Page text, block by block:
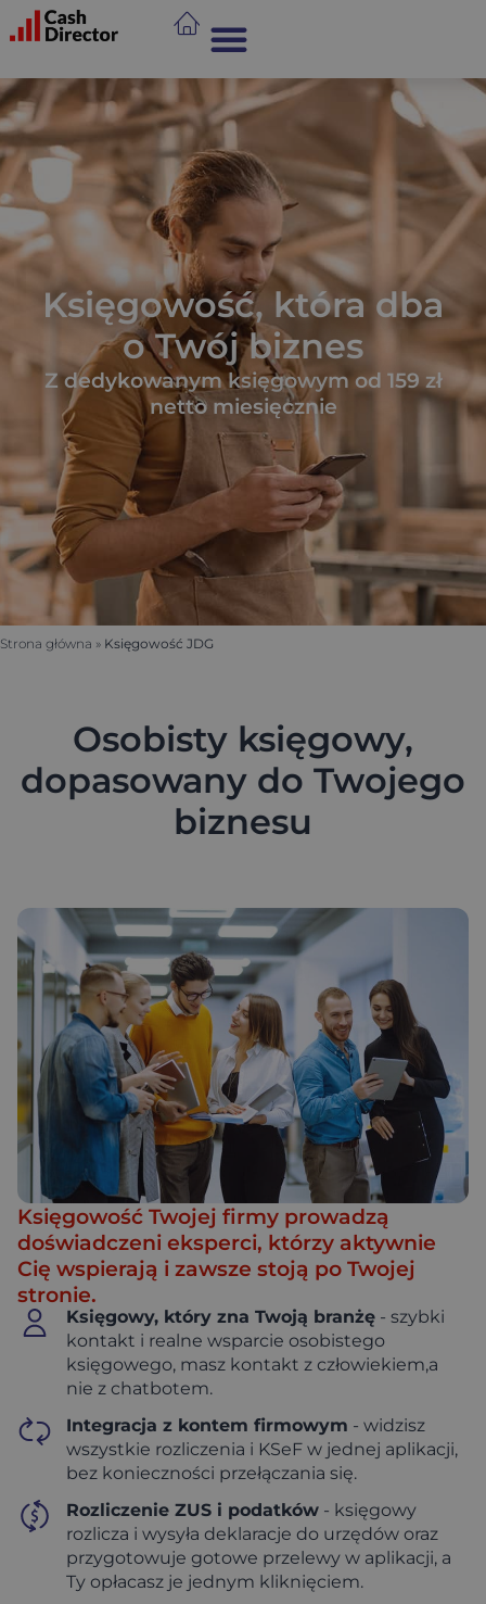
Księgowość, która dba
o Twój biznes
Z dedykowanym księgowym od 159 zł
netto miesięcznie
Strona główna » Księgowość JDG
Osobisty księgowy,
dopasowany do Twojego
biznesu
Księgowość Twojej firmy prowadzą
doświadczeni eksperci, którzy aktywnie
Cię wspierają i zawsze stoją po Twojej
stronie.
Księgowy, który zna Twoją branżę - szybki
kontakt i realne wsparcie osobistego
księgowego, masz kontakt z człowiekiem,a
nie z chatbotem.
Integracja z kontem firmowym - widzisz
wszystkie rozliczenia i KSeF w jednej aplikacji,
bez konieczności przełączania się.
Rozliczenie ZUS i podatków - księgowy
rozlicza i wysyła deklaracje do urzędów oraz
przygotowuje gotowe przelewy w aplikacji, a
Ty opłacasz je jednym kliknięciem.